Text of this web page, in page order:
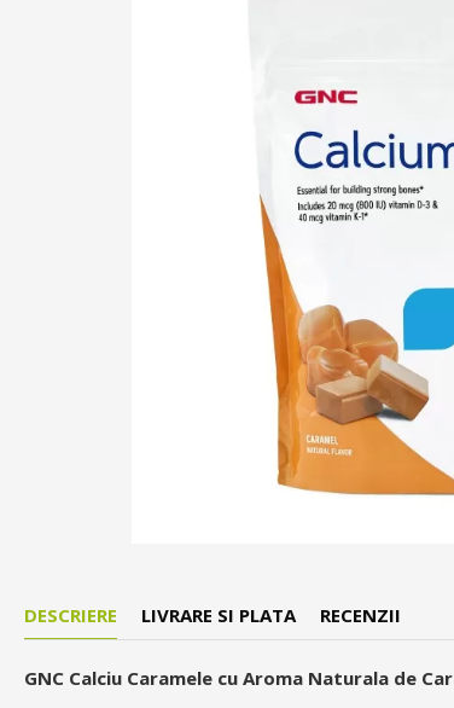
DESCRIERE LIVRARE SI PLATA RECENZII
GNC Calciu Caramele cu Aroma Naturala de